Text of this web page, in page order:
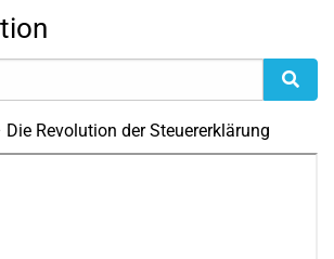
Revolution der Steuererklärung